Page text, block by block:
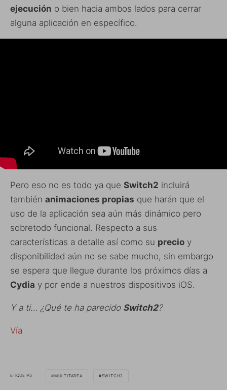
ejecución o bien hacia ambos lados para cerrar
alguna aplicación en específico.
Pero eso no es todo ya que Switch2 incluirá
también animaciones propias que harán que el
uso de la aplicación sea aún más dinámico pero
sobretodo funcional. Respecto a sus
características a detalle así como su precio y
disponibilidad aún no se sabe mucho, sin embargo
se espera que llegue durante los próximos días a
Cydia y por ende a nuestros dispositivos iOS.
Y a ti… ¿Qué te ha parecido Switch2?
Vía
ETIQUETAS MULTITAREA SWITCH2